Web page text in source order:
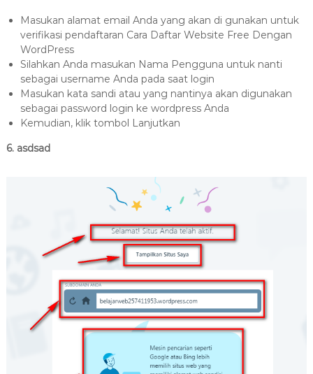
Masukan alamat email Anda yang akan di gunakan untuk
verifikasi pendaftaran Cara Daftar Website Free Dengan
WordPress
Silahkan Anda masukan Nama Pengguna untuk nanti
sebagai username Anda pada saat login
Masukan kata sandi atau yang nantinya akan digunakan
sebagai password login ke wordpress Anda
Kemudian, klik tombol Lanjutkan
6. asdsad